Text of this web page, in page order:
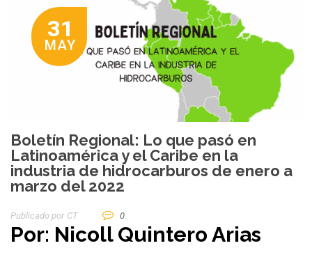
31
MAY
Boletín Regional: Lo que pasó en
Latinoamérica y el Caribe en la
industria de hidrocarburos de enero a
marzo del 2022
Publicado por CT 0
Por: Nicoll Quintero Arias